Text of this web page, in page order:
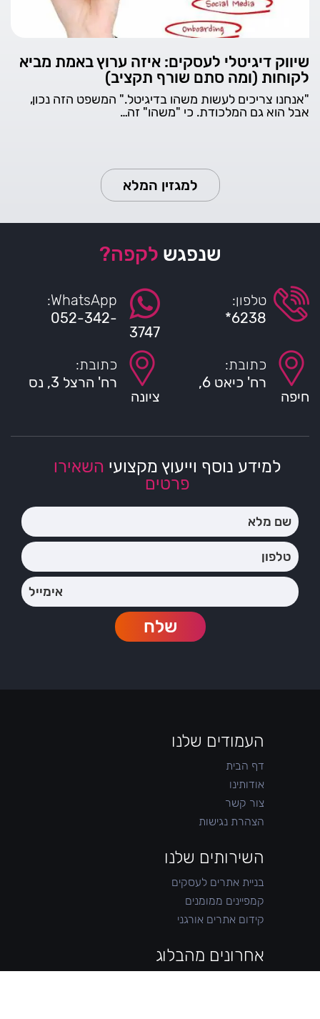
שיווק דיגיטלי לעסקים: איזה ערוץ באמת מביא
לקוחות (ומה סתם שורף תקציב)
"אנחנו צריכים לעשות משהו בדיגיטל." המשפט הזה נכון,
אבל הוא גם המלכודת. כי "משהו" זה…
למגזין המלא
שנפגש לקפה?
טלפון:
6238*
WhatsApp:
052-342-
3747
כתובת:
רח' כיאט 6,
חיפה
כתובת:
רח' הרצל 3, נס
ציונה
למידע נוסף וייעוץ מקצועי השאירו
פרטים
העמודים שלנו
דף הבית
אודותינו
צור קשר
הצהרת נגישות
השירותים שלנו
בניית אתרים לעסקים
קמפיינים ממומנים
קידום אתרים אורגני
אחרונים מהבלוג